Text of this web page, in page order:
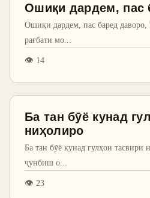
Ошиқи дардем, пас
Ошиқи дардем, пас баред даворо,
рағбати мо
👁 14
Ба тан бӯё кунад
ниҳолиро
Ба тан бӯё кунад гулҳои тасвири
ҷунбиш о
👁 23